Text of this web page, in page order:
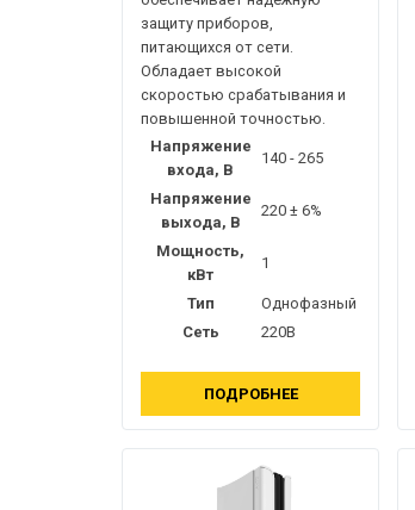
защиту приборов,
питающихся от сети.
Обладает высокой
скоростью срабатывания и
повышенной точностью.
Напряжение
входа, В
140 - 265
Напряжение
выхода, В
220 ± 6%
Мощность,
кВт
1
Тип
Однофазный
Сеть
220В
ПОДРОБНЕЕ